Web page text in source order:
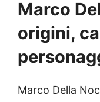
Marco
origini,
Marco Della